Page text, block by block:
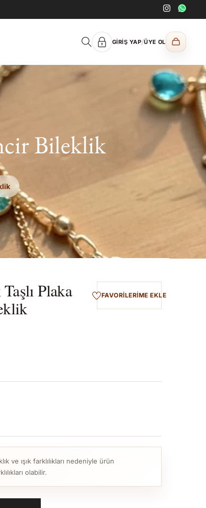
GIRIŞ YAP/ÜYE OL
Bileklik
Plaka
FAVORILERIME EKLE
ve ışık farklılıkları nedeniyle ürün
olabilir.